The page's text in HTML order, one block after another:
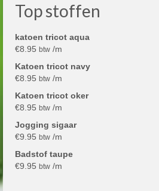
Top stoffen
katoen tricot aqua
€8.95 btw /m
Katoen tricot navy
€8.95 btw /m
Katoen tricot oker
€8.95 btw /m
Jogging sigaar
€9.95 btw /m
Badstof taupe
€9.95 btw /m